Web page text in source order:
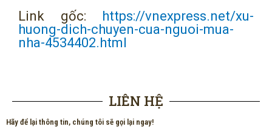
Link gốc: https://vnexpress.net/xu-
huong-dich-chuyen-cua-nguoi-mua-
nha-4534402.html
LIÊN HỆ
Hãy để lại thông tin, chúng tôi sẽ gọi lại ngay!